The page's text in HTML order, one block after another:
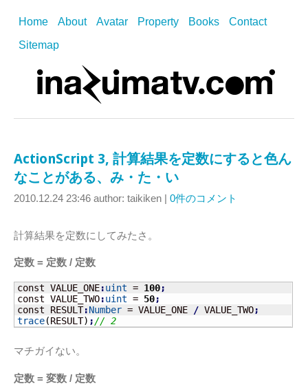
Home About Avatar Property Books
Contact
Sitemap
ActionScript 3, 計算結果を定数にすると色ん
なことがある、み・た・い
2010.12.24 23:46 author: taikiken | 0件のコメント
計算結果を定数にしてみたさ。
定数 = 定数 / 定数
const VALUE_ONE:uint = 100;
const VALUE_TWO:uint = 50;
const RESULT:Number = VALUE_ONE / VALUE_TWO;
trace(RESULT) ;// 2
マチガイない。
定数 = 変数 / 定数